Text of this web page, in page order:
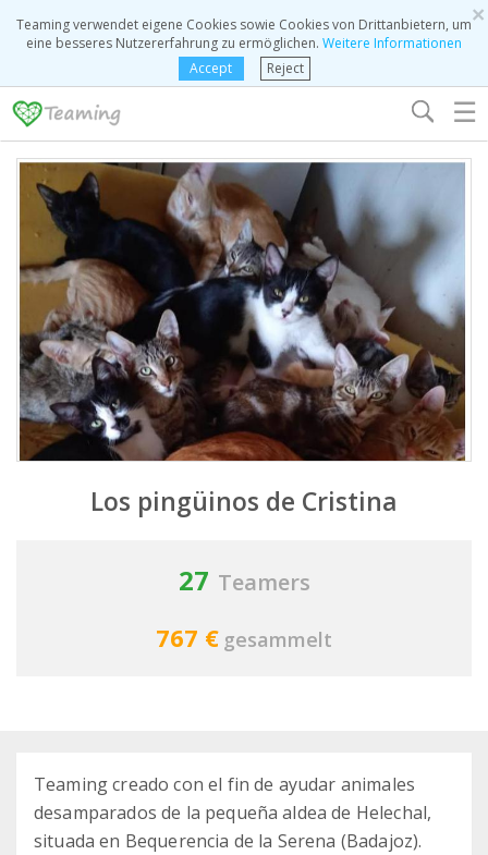
×
Teaming verwendet eigene Cookies sowie Cookies von Drittanbietern, um
eine besseres Nutzererfahrung zu ermöglichen. Weitere Informationen
Accept
Reject
☰
Los pingüinos de Cristina
27 Teamers
767 € gesammelt
Teaming creado con el fin de ayudar animales
desamparados de la pequeña aldea de Helechal,
situada en Bequerencia de la Serena (Badajoz).